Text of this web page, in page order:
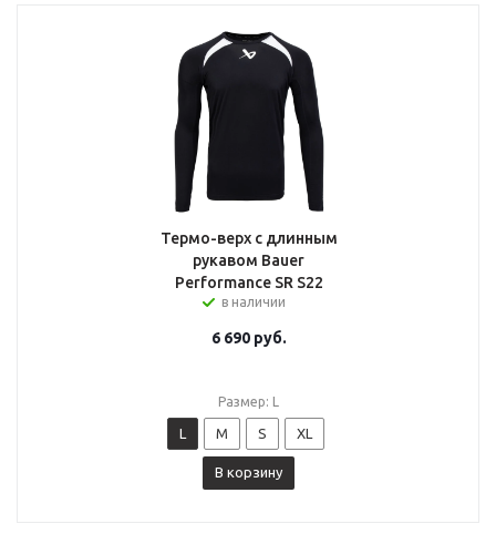
Термо-верх с длинным
рукавом Bauer
Performance SR S22
в наличии
6 690руб.
Размер: L
L M S XL
В корзину